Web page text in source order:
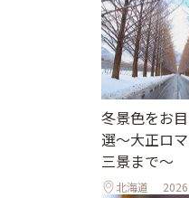
冬景色をお
選〜大正ロ
三景まで〜
北海道